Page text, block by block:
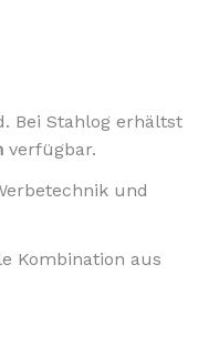
Bei Stahlog erhältst
verfügbar.
und
Kombination aus